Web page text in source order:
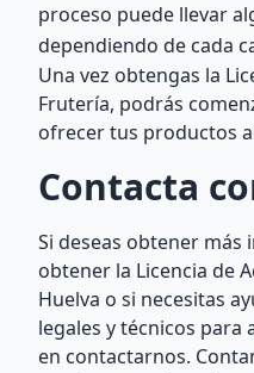
proceso puede llevar
dependiendo de cada
Una vez obtengas la
Frutería, podrás
ofrecer tus productos
Contacta
Si deseas obtener
obtener la Licencia de
Huelva o si necesitas
legales y técnicos
en contactarnos.